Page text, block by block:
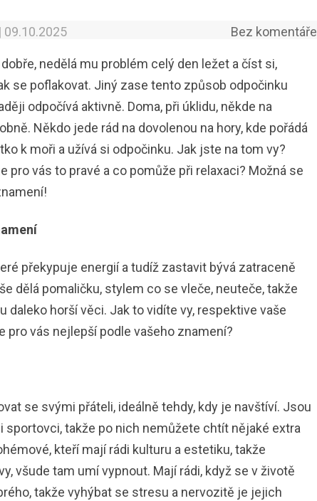
| 09.10.2025 Bez komentáře
nedělá mu problém celý den ležet a číst si,
se poflakovat. Jiný zase tento způsob odpočinku
odpočívá aktivně. Doma, při úklidu, někde na
Někdo jede rád na dovolenou na hory, kde pořádá
k moři a užívá si odpočinku. Jak jste na tom vy?
pro vás to pravé a co pomůže při relaxaci? Možná se
překypuje energií a tudíž zastavit bývá zatraceně
dělá pomaličku, stylem co se vleče, neuteče, takže
daleko horší věci. Jak to vidíte vy, respektive vaše
pro vás nejlepší podle vašeho znamení?
se svými přáteli, ideálně tehdy, kdy je navštíví. Jsou
sportovci, takže po nich nemůžete chtít nějaké extra
kteří mají rádi kulturu a estetiku, takže
všude tam umí vypnout. Mají rádi, když se v životě
takže vyhýbat se stresu a nervozitě je jejich